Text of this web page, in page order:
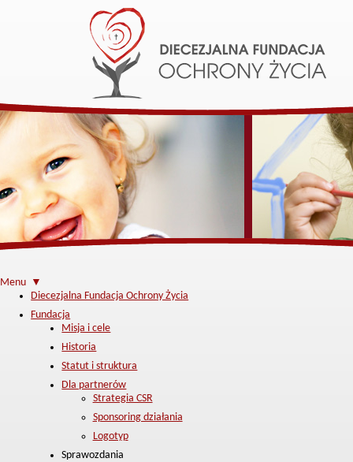
Menu ▼
Diecezjalna Fundacja Ochrony Życia
Fundacja
Misja i cele
Historia
Statut i struktura
Dla partnerów
Strategia CSR
Sponsoring działania
Logotyp
Sprawozdania